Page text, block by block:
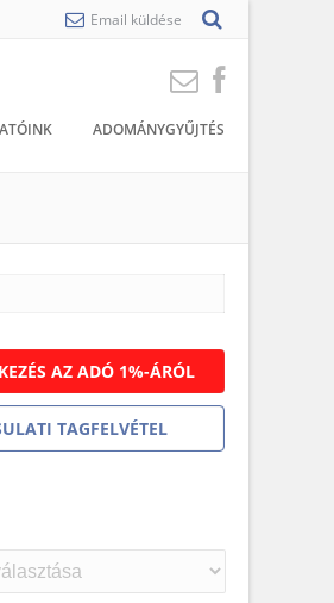
Email küldése
ADOMÁNYGYŰJTÉS
AZ ADÓ 1%-ÁRÓL
TAGFELVÉTEL